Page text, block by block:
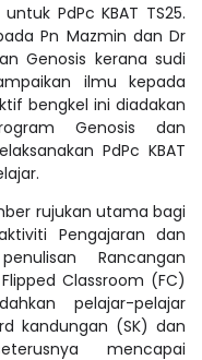
PdPc KBAT TS25.
Pn Mazmin dan Dr
Genosis kerana sudi
ilmu kepada
bengkel ini diadakan
Genosis dan
PdPc KBAT
rujukan utama bagi
Pengajaran dan
Rancangan
Classroom (FC)
pelajar-pelajar
kandungan (SK) dan
mencapai